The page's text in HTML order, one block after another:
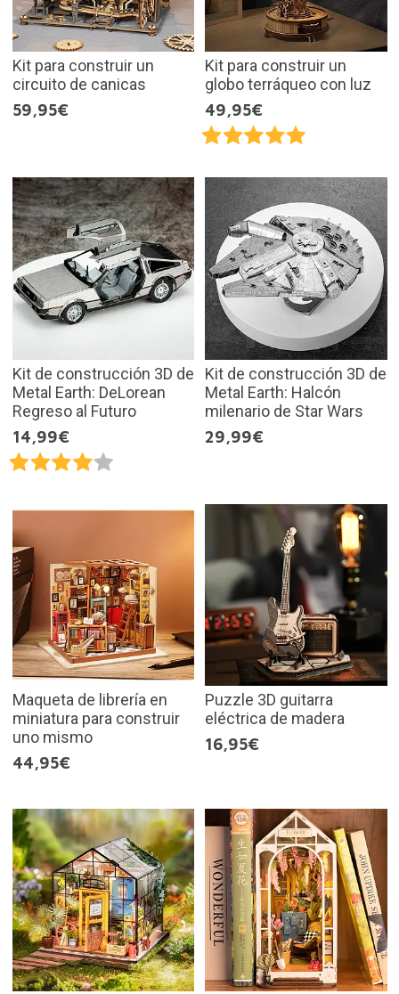
Kit para construir un
circuito de canicas
59,95€
Kit para construir un
globo terráqueo con luz
49,95€
Kit de construcción 3D de
Metal Earth: DeLorean
Regreso al Futuro
14,99€
Kit de construcción 3D de
Metal Earth: Halcón
milenario de Star Wars
29,99€
Maqueta de librería en
miniatura para construir
uno mismo
44,95€
Puzzle 3D guitarra
eléctrica de madera
16,95€